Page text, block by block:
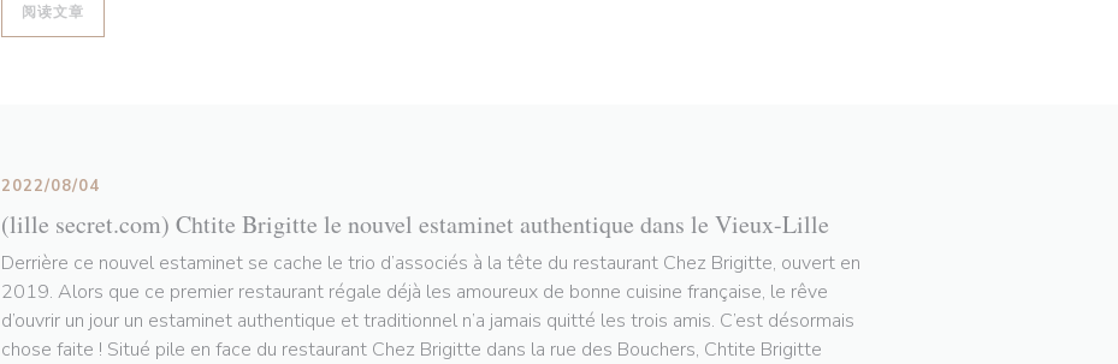
阅读文章((在新窗口中打开))
(lille secret.com) Chtite Brigitte le nouvel estaminet authentique dans le Vieux-Lille
2022/08/04
Derrière ce nouvel estaminet se cache le trio d’associés à la tête du restaurant Chez Brigitte, ouvert en
2019. Alors que ce premier restaurant régale déjà les amoureux de bonne cuisine française, le rêve
d’ouvrir un jour un estaminet authentique et traditionnel n’a jamais quitté les trois amis. C’est désormais
chose faite ! Situé pile en face du restaurant Chez Brigitte dans la rue des Bouchers, Chtite Brigitte